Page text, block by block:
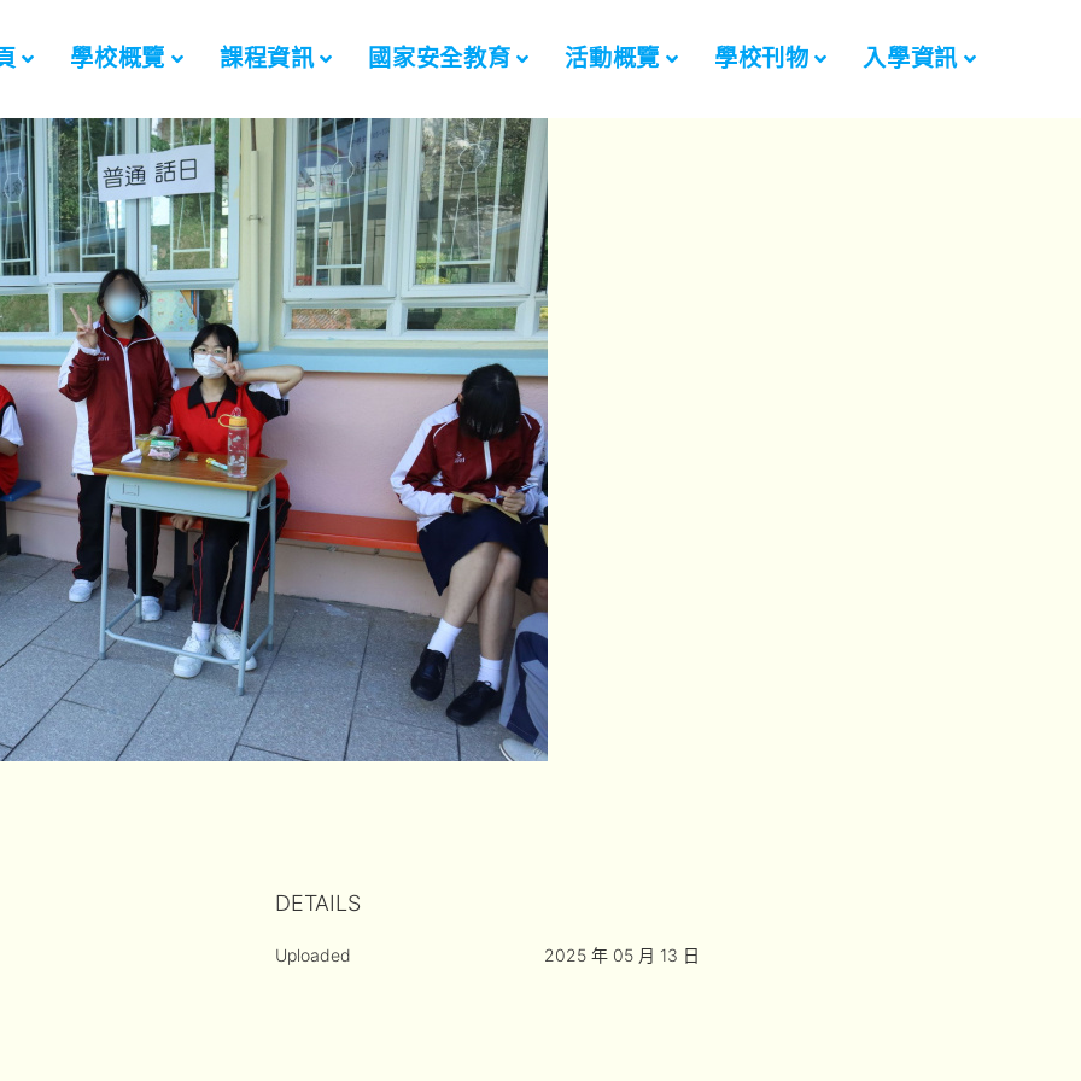
學校概覽 課程資訊 國家安全教育 活動概覽 學校刊物 入學資訊
DETAILS
Uploaded 2025 年 05 月 13 日